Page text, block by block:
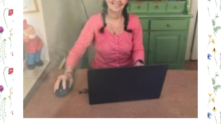
MAANDEN